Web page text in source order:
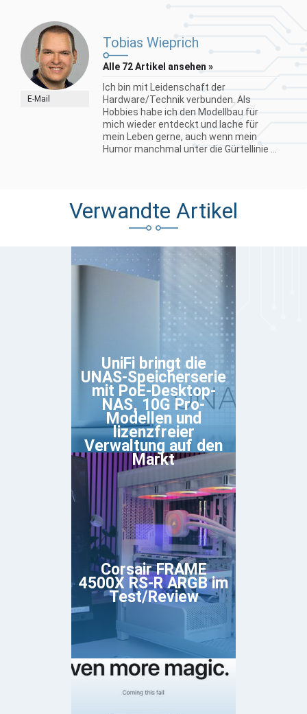
E-Mail
Tobias Wieprich
Alle 72 Artikel ansehen »
Ich bin mit Leidenschaft der
Hardware/Technik verbunden. Als
Hobbies habe ich den Modellbau für
mich wieder entdeckt und lache für
mein Leben gerne, auch wenn mein
Humor manchmal unter die Gürtellinie ...
Verwandte Artikel
UniFi bringt die
UNAS-Speicherserie
mit PoE-Desktop-
NAS, 10G Pro-
Modellen und
lizenzfreier
Verwaltung auf den
Markt
Corsair FRAME
4500X RS-R ARGB im
Test/Review